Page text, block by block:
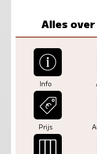
Alles
Info
Prijs